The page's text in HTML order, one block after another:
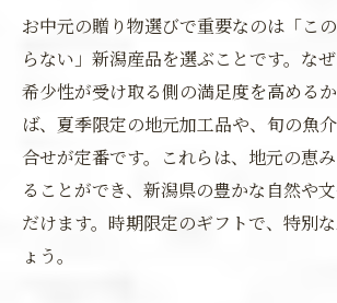
お中元の贈り物選びで重要なのは「こ
らない」新潟産品を選ぶことです。な
希少性が受け取る側の満足度を高める
ば、夏季限定の地元加工品や、旬の魚
合せが定番です。これらは、地元の恵
ることができ、新潟県の豊かな自然や
だけます。時期限定のギフトで、特別
ょう。